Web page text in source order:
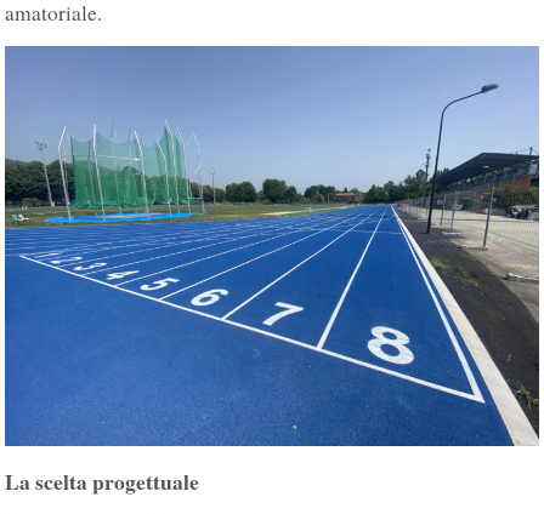
amatoriale.
La scelta progettuale